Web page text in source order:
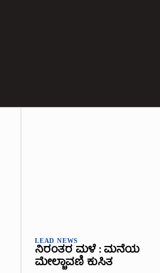
LEAD NEWS
ನಿರಂತರ ಮಳೆ : ಮನೆಯ
ಮೇಲ್ಚಾವಣಿ ಕುಸಿತ